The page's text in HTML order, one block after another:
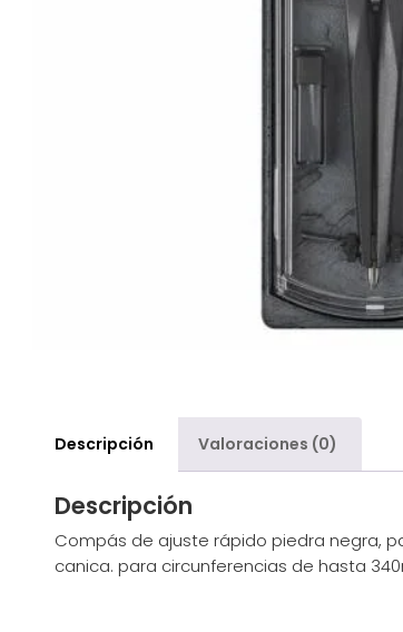
Descripción Valoraciones (0)
Descripción
Compás de ajuste rápido piedra negra,
canica. para circunferencias de hasta